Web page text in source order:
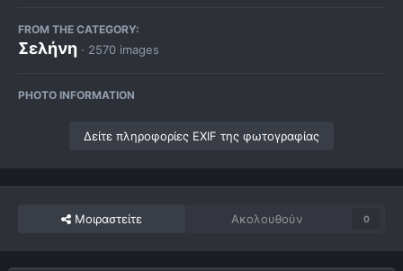
FROM THE CATEGORY:
Σελήνη · 2570 images
PHOTO INFORMATION
Δείτε πληροφορίες EXIF της φωτογραφίας
Μοιραστείτε Ακολουθούν 0